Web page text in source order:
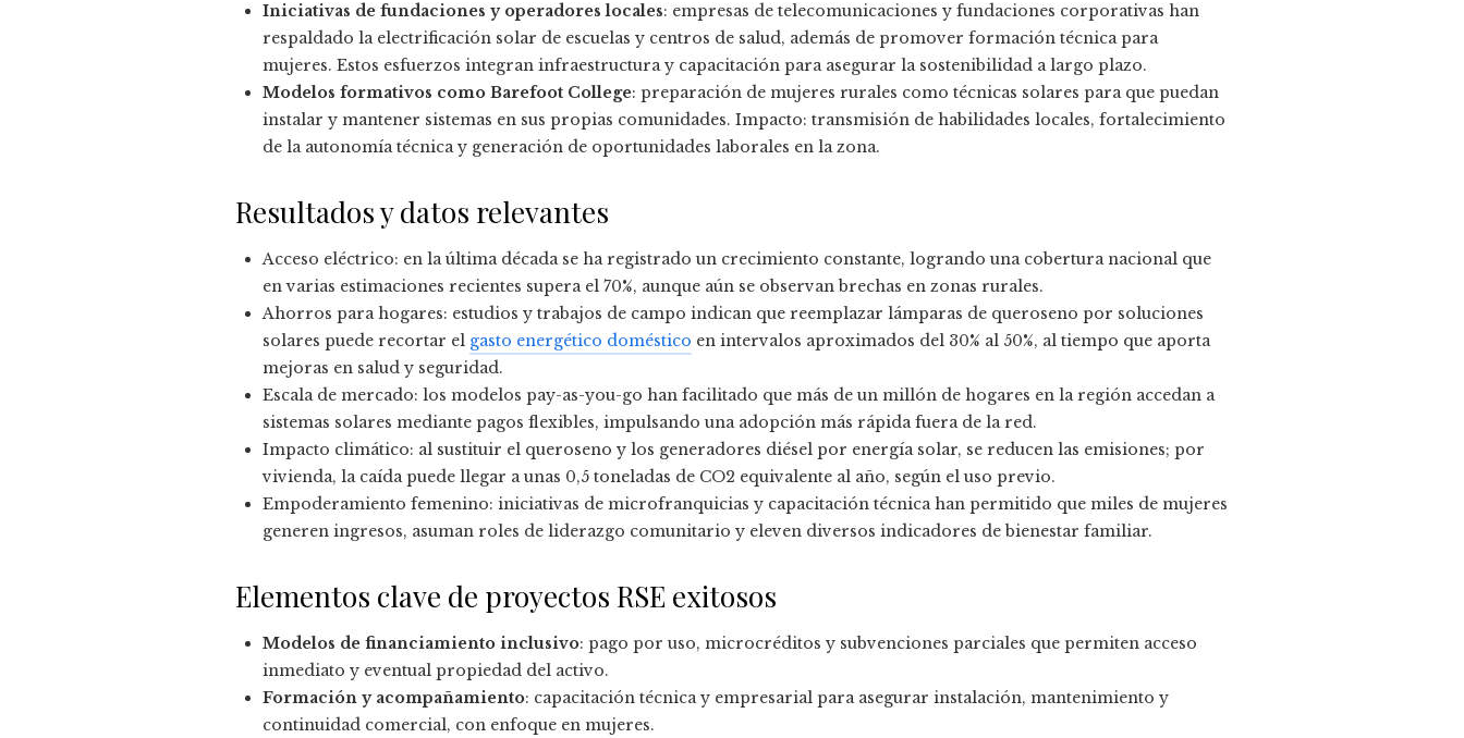
Iniciativas de fundaciones y operadores locales: empresas de telecomunicaciones y fundaciones corporativas han
respaldado la electrificación solar de escuelas y centros de salud, además de promover formación técnica para
mujeres. Estos esfuerzos integran infraestructura y capacitación para asegurar la sostenibilidad a largo plazo.
Modelos formativos como Barefoot College: preparación de mujeres rurales como técnicas solares para que puedan
instalar y mantener sistemas en sus propias comunidades. Impacto: transmisión de habilidades locales, fortalecimiento
de la autonomía técnica y generación de oportunidades laborales en la zona.
Resultados y datos relevantes
Acceso eléctrico: en la última década se ha registrado un crecimiento constante, logrando una cobertura nacional que
en varias estimaciones recientes supera el 70%, aunque aún se observan brechas en zonas rurales.
Ahorros para hogares: estudios y trabajos de campo indican que reemplazar lámparas de queroseno por soluciones
solares puede recortar el gasto energético doméstico en intervalos aproximados del 30% al 50%, al tiempo que aporta
mejoras en salud y seguridad.
Escala de mercado: los modelos pay-as-you-go han facilitado que más de un millón de hogares en la región accedan a
sistemas solares mediante pagos flexibles, impulsando una adopción más rápida fuera de la red.
Impacto climático: al sustituir el queroseno y los generadores diésel por energía solar, se reducen las emisiones; por
vivienda, la caída puede llegar a unas 0,5 toneladas de CO2 equivalente al año, según el uso previo.
Empoderamiento femenino: iniciativas de microfranquicias y capacitación técnica han permitido que miles de mujeres
generen ingresos, asuman roles de liderazgo comunitario y eleven diversos indicadores de bienestar familiar.
Elementos clave de proyectos RSE exitosos
Modelos de financiamiento inclusivo: pago por uso, microcréditos y subvenciones parciales que permiten acceso
inmediato y eventual propiedad del activo.
Formación y acompañamiento: capacitación técnica y empresarial para asegurar instalación, mantenimiento y
continuidad comercial, con enfoque en mujeres.